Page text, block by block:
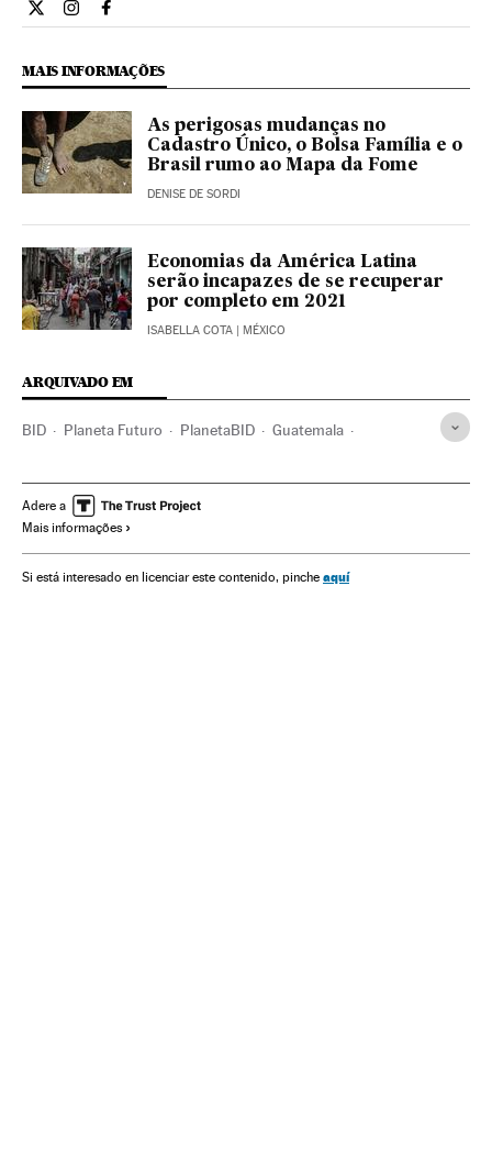
Internacional El País Brasil en Twitter
Internacional El País Brasil en Instagram
Internacional El País Brasil en Facebook
MAIS INFORMAÇÕES
As perigosas mudanças no
Cadastro Único, o Bolsa Família e o
Brasil rumo ao Mapa da Fome
DENISE DE SORDI
Economias da América Latina
serão incapazes de se recuperar
por completo em 2021
ISABELLA COTA | MÉXICO
ARQUIVADO EM
BID Planeta Futuro PlanetaBID Guatemala
emergência climática Furacões
Fenômeno El Niño
Aves Alimentação Alimentación infantil
Adere a
Mais informações
Si está interesado en licenciar este contenido, pinche aquí